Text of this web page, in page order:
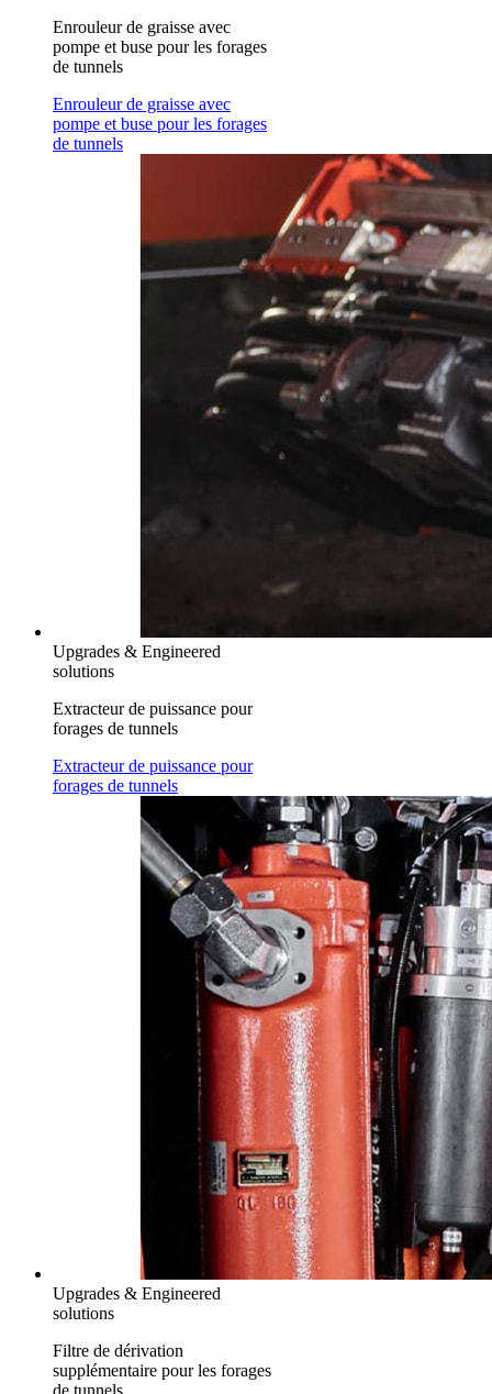
Enrouleur de graisse avec
pompe et buse pour les forages
de tunnels
Enrouleur de graisse avec
pompe et buse pour les forages
de tunnels
Upgrades & Engineered
solutions
Extracteur de puissance pour
forages de tunnels
Extracteur de puissance pour
forages de tunnels
Upgrades & Engineered
solutions
Filtre de dérivation
supplémentaire pour les forages
de tunnels